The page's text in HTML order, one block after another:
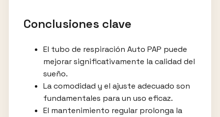
Conclusiones clave
El tubo de respiración Auto PAP puede
mejorar significativamente la calidad del
sueño.
La comodidad y el ajuste adecuado son
fundamentales para un uso eficaz.
El mantenimiento regular prolonga la